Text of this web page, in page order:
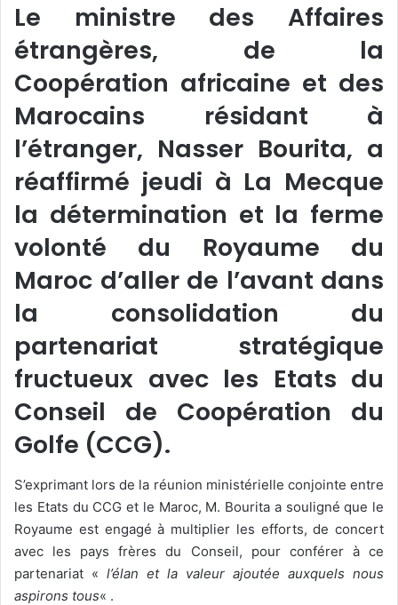
Le ministre des Affaires
étrangères, de la
Coopération africaine et des
Marocains résidant à
l’étranger, Nasser Bourita, a
réaffirmé jeudi à La Mecque
la détermination et la ferme
volonté du Royaume du
Maroc d’aller de l’avant dans
la consolidation du
partenariat stratégique
fructueux avec les Etats du
Conseil de Coopération du
Golfe (CCG).
S’exprimant lors de la réunion ministérielle conjointe entre
les Etats du CCG et le Maroc, M. Bourita a souligné que le
Royaume est engagé à multiplier les efforts, de concert
avec les pays frères du Conseil, pour conférer à ce
partenariat « l’élan et la valeur ajoutée auxquels nous
aspirons tous« .